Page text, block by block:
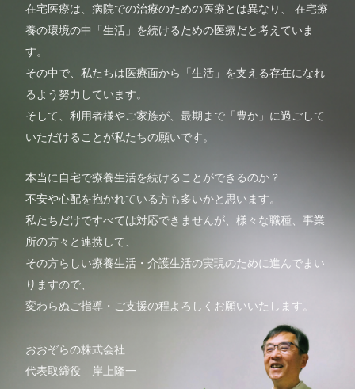
在宅医療は、病院での治療のための医療とは異なり、 在宅療
養の環境の中「生活」を続けるための医療だと考えていま
す。
その中で、私たちは医療面から「生活」を支える存在になれ
るよう努力しています。
そして、利用者様やご家族が、最期まで「豊か」に過ごして
いただけることが私たちの願いです。
本当に自宅で療養生活を続けることができるのか？
不安や心配を抱かれている方も多いかと思います。
私たちだけですべては対応できませんが、様々な職種、事業
所の方々と連携して、
その方らしい療養生活・介護生活の実現のために進んでまい
りますので、
変わらぬご指導・ご支援の程よろしくお願いいたします。
おおぞらの株式会社
代表取締役 岸上隆一